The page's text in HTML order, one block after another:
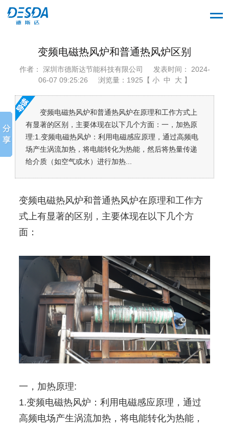
变频电磁热风炉和普通热风炉区别
作者： 深圳市德斯达节能科技有限公司
发表时间： 2024-
06-07 09:25:26
浏览量：1925【 小 中 大 】
变频电磁热风炉和普通热风炉在原理和工作方式上
有显著的区别，主要体现在以下几个方面：一，加热原
理:1.变频电磁热风炉：利用电磁感应原理，通过高频电
场产生涡流加热，将电能转化为热能，然后将热量传递
给介质（如空气或水）进行加热...
变频电磁热风炉和普通热风炉在原理和工作方
式上有显著的区别，主要体现在以下几个方
面：
一，加热原理:
1.变频电磁热风炉：利用电磁感应原理，通过
高频电场产生涡流加热，将电能转化为热能，